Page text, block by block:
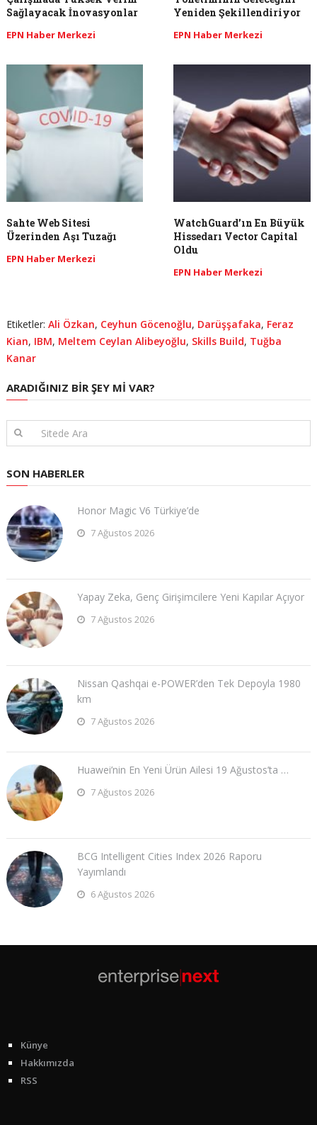
Sağlayacak İnovasyonlar
EPN Haber Merkezi
Yeniden Şekillendiriyor
EPN Haber Merkezi
Sahte Web Sitesi
Üzerinden Aşı Tuzağı
EPN Haber Merkezi
WatchGuard’ın En Büyük
Hissedarı Vector Capital
Oldu
EPN Haber Merkezi
Etiketler: Ali Özkan, Ceyhun Göcenoğlu, Darüşşafaka, Feraz
Kian, IBM, Meltem Ceylan Alibeyoğlu, Skills Build, Tuğba
Kanar
ARADIĞINIZ BIR ŞEY MI VAR?
SON HABERLER
Honor Magic V6 Türkiye’de
7 Ağustos 2026
Yapay Zeka, Genç Girişimcilere Yeni Kapılar Açıyor
7 Ağustos 2026
Nissan Qashqai e-POWER’den Tek Depoyla 1980
km
7 Ağustos 2026
Huawei’nin En Yeni Ürün Ailesi 19 Ağustos’ta …
7 Ağustos 2026
BCG Intelligent Cities Index 2026 Raporu
Yayımlandı
6 Ağustos 2026
Künye
Hakkımızda
RSS